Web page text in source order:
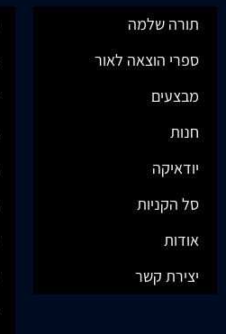
תורה שלמה
ספרי הוצאה לאור
מבצעים
חנות
יודאיקה
סל הקניות
אודות
יצירת קשר